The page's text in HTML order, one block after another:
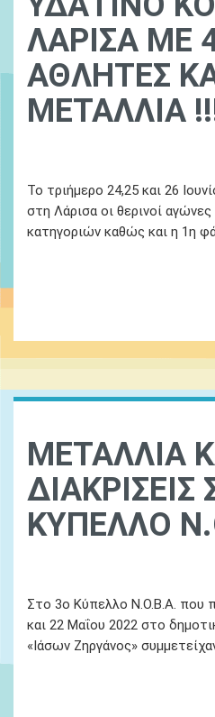
ΛΑΡΙΣΑ ΜΕ
ΑΘΛΗΤΕΣ
ΜΕΤΑΛΛΙΑ
Το τριήμερο 24,25 και 26
στη Λάρισα οι θερινοί
κατηγοριών καθώς και η 1η
ΜΕΤΑΛΛΙΑ
ΔΙΑΚΡΙΣΕΙΣ
ΚΥΠΕΛΛΟ
Στο 3ο Κύπελλο Ν.Ο.Β.Α. που
και 22 Μαΐου 2022 στο
«Ιάσων Ζηργάνος»